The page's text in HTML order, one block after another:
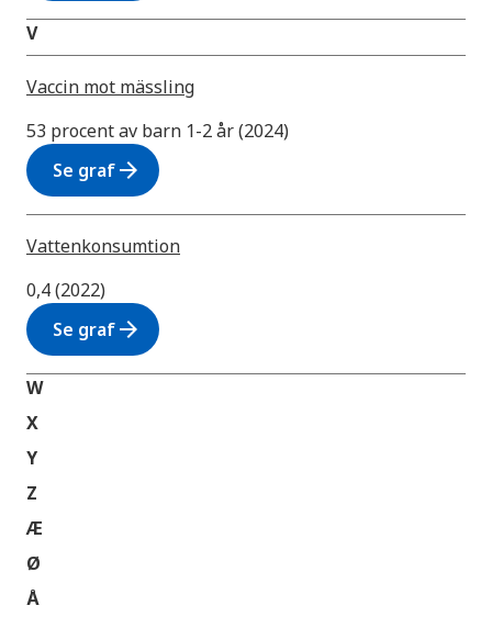
V
Vaccin mot mässling
53 procent av barn 1-2 år (2024)
Se grafarrow_forward
Vattenkonsumtion
0,4 (2022)
Se grafarrow_forward
W
X
Y
Z
Æ
Ø
Å